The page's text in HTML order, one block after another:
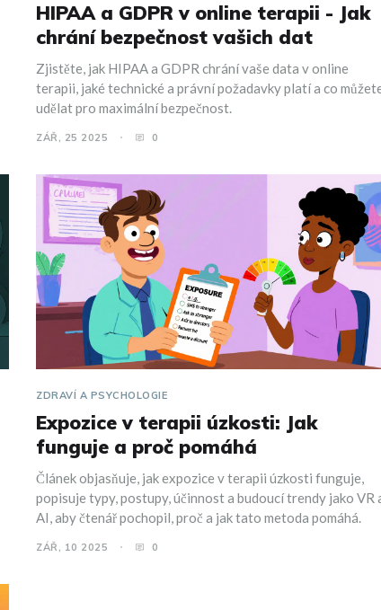
HIPAA a GDPR v online terapii - Jak
chrání bezpečnost vašich dat
Zjistěte, jak HIPAA a GDPR chrání vaše data v online
terapii, jaké technické a právní požadavky platí a co
udělat pro maximální bezpečnost.
ZÁŘ, 25 2025 0
ZDRAVÍ A PSYCHOLOGIE
Expozice v terapii úzkosti: Jak
funguje a proč pomáhá
Článek objasňuje, jak expozice v terapii úzkosti funguje,
popisuje typy, postupy, účinnost a budoucí trendy jako VR
AI, aby čtenář pochopil, proč a jak tato metoda pomáhá.
ZÁŘ, 10 2025 0